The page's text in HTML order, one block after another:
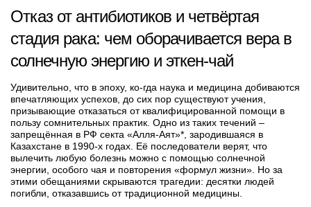
Отказ от антибиотиков и четвёртая
стадия рака: чем оборачивается вера в
солнечную энергию и эткен-чай
Удивительно, что в эпоху, ко-гда наука и медицина добиваются
впечатляющих успехов, до сих пор существуют учения,
призывающие отказаться от квалифицированной помощи в
пользу сомнительных практик. Одно из таких течений –
запрещённая в РФ секта «Алля-Аят»*, зародившаяся в
Казахстане в 1990-х годах. Её последователи верят, что
вылечить любую болезнь можно с помощью солнечной
энергии, особого чая и повторения «формул жизни». Но за
этими обещаниями скрываются трагедии: десятки людей
погибли, отказавшись от традиционной медицины.